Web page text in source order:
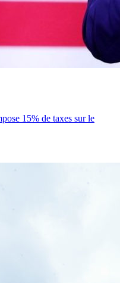
15% de taxes sur le